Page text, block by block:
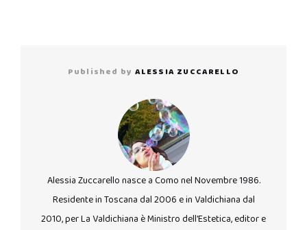
Published by ALESSIA ZUCCARELLO
Alessia Zuccarello nasce a Como nel Novembre 1986.
Residente in Toscana dal 2006 e in Valdichiana dal
2010, per La Valdichiana è Ministro dell’Estetica, editor e